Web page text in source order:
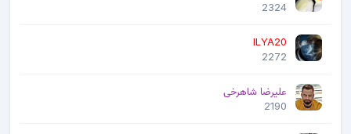
2324
ILYA20
2272
علیرضا شاهرخی
2190